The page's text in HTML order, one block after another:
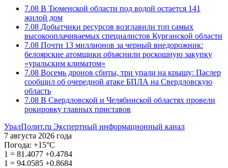
7.08 В Тюменской области под водой остается 141
жилой дом
7.08 Добытчики ресурсов возглавили топ самых
высокооплачиваемых специалистов Курганской области
7.08 Почти 13 миллионов за черный внедорожник:
белоярские атомщики объяснили роскошную закупку
«уральским климатом»
7.08 Восемь дронов сбиты, три упали на крышу: Паслер
сообщил об очередной атаке БПЛА на Свердловскую
область
7.08 В Свердловской и Челябинской областях провели
рокировку главных приставов
УралПолит.ru Экспертный информационный канал
7 августа 2026 года
Погода: +15°С
1 = 81.4077 +0.4784
1 = 94.0585 +0.8684